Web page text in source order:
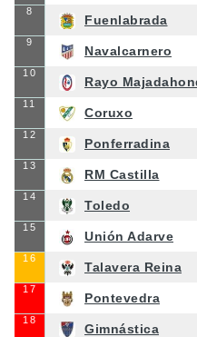
8
Fuenlabrada
9
Navalcarnero
10
Rayo
11
Coruxo
12
Ponferradina
13
RM Castilla
14
Toledo
15
Unión Adarve
16
Talavera Reina
17
Pontevedra
18
Gimnástica